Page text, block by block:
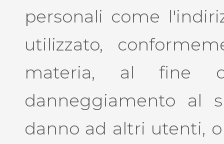
personali come
utilizzato,
materia, al fine
danneggiamento al
danno ad altri utenti,